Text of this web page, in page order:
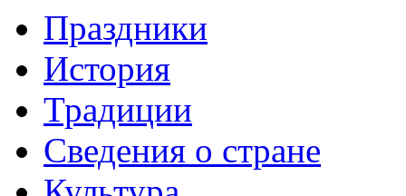
Праздники
История
Традиции
Cведения о стране